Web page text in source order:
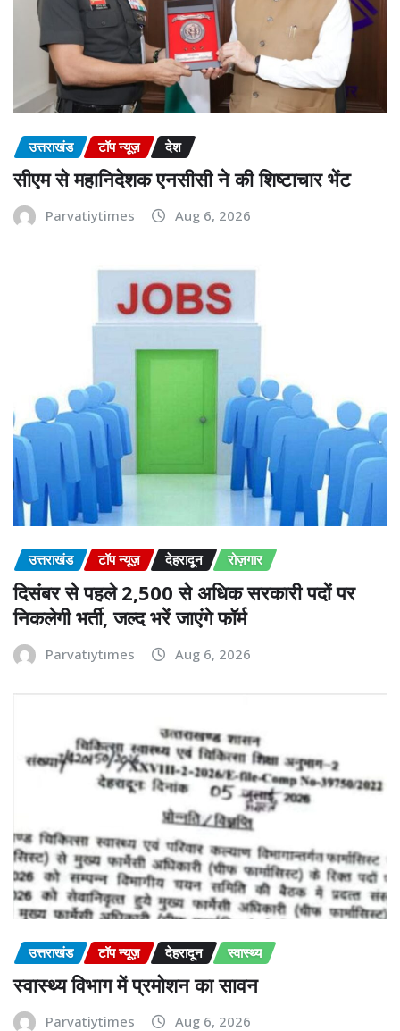
उत्तराखंड टॉप न्यूज़ देश
सीएम से महानिदेशक एनसीसी ने की शिष्टाचार भेंट
Parvatiytimes Aug 6, 2026
उत्तराखंड टॉप न्यूज़ देहरादून रोज़गार
दिसंबर से पहले 2,500 से अधिक सरकारी पदों पर
निकलेगी भर्ती, जल्द भरें जाएंगे फॉर्म
Parvatiytimes Aug 6, 2026
उत्तराखंड टॉप न्यूज़ देहरादून स्वास्थ्य
स्वास्थ्य विभाग में प्रमोशन का सावन
Parvatiytimes Aug 6, 2026